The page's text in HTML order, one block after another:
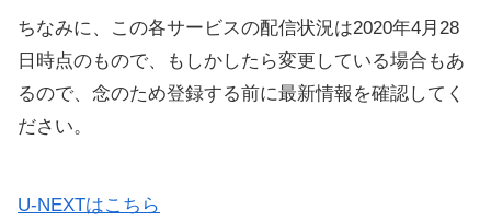
ちなみに、この各サービスの配信状況は2020年4月28
日時点のもので、もしかしたら変更している場合もあ
るので、念のため登録する前に最新情報を確認してく
ださい。
U-NEXTはこちら